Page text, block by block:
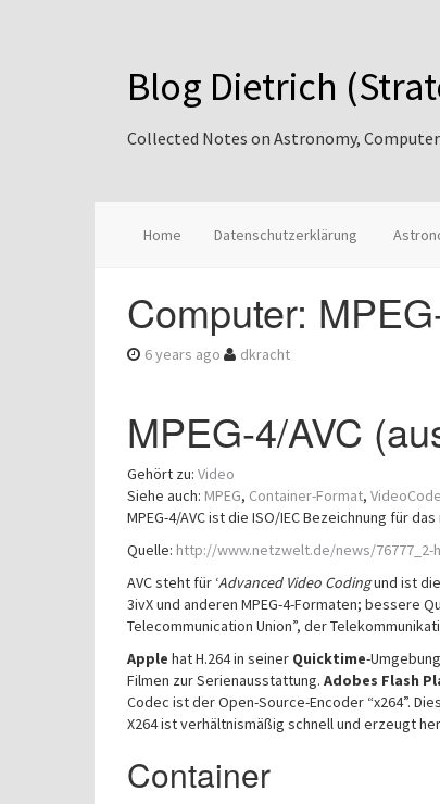
Blog Dietrich
Collected Notes on Astronomy,
Home Datenschutzerklärung
Computer:
6 years ago dkracht
MPEG-4/AVC
Gehört zu: Video
Siehe auch: MPEG, Container-Format,
MPEG-4/AVC ist die ISO/IEC Bezeichnung für
Quelle: http://www.netzwelt.de/news/
AVC steht für ‘Advanced Video Codingund ist
3ivX und anderen MPEG-4-Formaten; bessere
Telecommunication Union”, der
Apple hat H.264 in seiner Quicktime-
Filmen zur Serienausstattung. Adobes Flash
Codec ist der Open-Source-Encoder “x264”.
X264 ist verhältnismäßig schnell und erzeugt
Container